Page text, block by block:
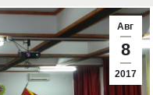
window
new
window
new
window
are here:
Авг
8
2017